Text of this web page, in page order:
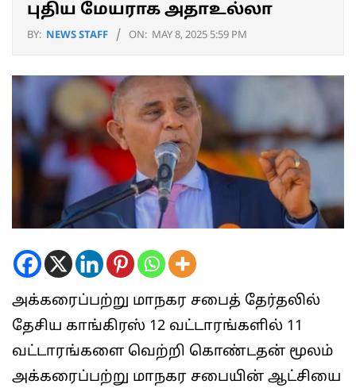
புதிய மேயராக அதாஉல்லா
BY: NEWS STAFF ON: MAY 8, 2025 5:59 PM
அக்கரைப்பற்று மாநகர சபைத் தேர்தலில்
தேசிய காங்கிரஸ் 12 வட்டாரங்களில் 11
வட்டாரங்களை வெற்றி கொண்டதன் மூலம்
அக்கரைப்பற்று மாநகர சபையின் ஆட்சியை